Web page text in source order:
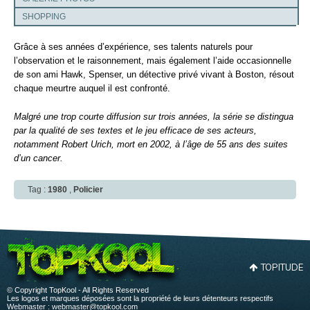
SHOPPING
Grâce à ses années d’expérience, ses talents naturels pour
l’observation et le raisonnement, mais également l’aide occasionnelle
de son ami Hawk, Spenser, un détective privé vivant à Boston, résout
chaque meurtre auquel il est confronté.
Malgré une trop courte diffusion sur trois années, la série se distingua
par la qualité de ses textes et le jeu efficace de ses acteurs,
notamment Robert Urich, mort en 2002, à l’âge de 55 ans des suites
d’un cancer.
Tag : 1980 , Policier
TOPITUDE
© Copyright TopKool - All Rights Reserved
Les logos et marques déposées sont la propriété de leurs détenteurs respectifs
Webmaster : webmaster@topkool.com